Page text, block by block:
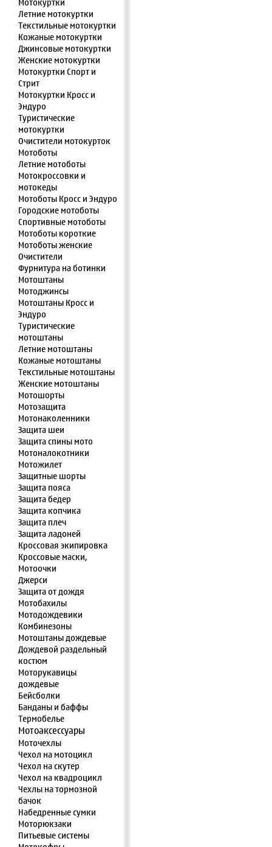
Летние мотокуртки
Текстильные мотокуртки
Кожаные мотокуртки
Джинсовые мотокуртки
Женские мотокуртки
Мотокуртки Спорт и
Стрит
Мотокуртки Кросс и
Эндуро
Туристические
мотокуртки
Очистители мотокурток
Мотоботы
Летние мотоботы
Мотокроссовки и
мотокеды
Мотоботы Кросс и Эндуро
Городские мотоботы
Спортивные мотоботы
Мотоботы короткие
Мотоботы женские
Очистители
Фурнитура на ботинки
Мотоштаны
Мотоджинсы
Мотоштаны Кросс и
Эндуро
Туристические
мотоштаны
Летние мотоштаны
Кожаные мотоштаны
Текстильные мотоштаны
Женские мотоштаны
Мотошорты
Мотозащита
Мотонаколенники
Защита шеи
Защита спины мото
Мотоналокотники
Мотожилет
Защитные шорты
Защита пояса
Защита бедер
Защита копчика
Защита плеч
Защита ладоней
Кроссовая экипировка
Кроссовые маски,
Мотоочки
Джерси
Защита от дождя
Мотобахилы
Мотодождевики
Комбинезоны
Мотоштаны дождевые
Дождевой раздельный
костюм
Моторукавицы
дождевые
Бейсболки
Банданы и баффы
Термобелье
Мотоаксессуары
Моточехлы
Чехол на мотоцикл
Чехол на скутер
Чехол на квадроцикл
Чехлы на тормозной
бачок
Набедренные сумки
Моторюкзаки
Питьевые системы